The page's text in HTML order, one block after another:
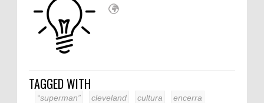
TAGGED WITH
“superman” cleveland cultura
encerra